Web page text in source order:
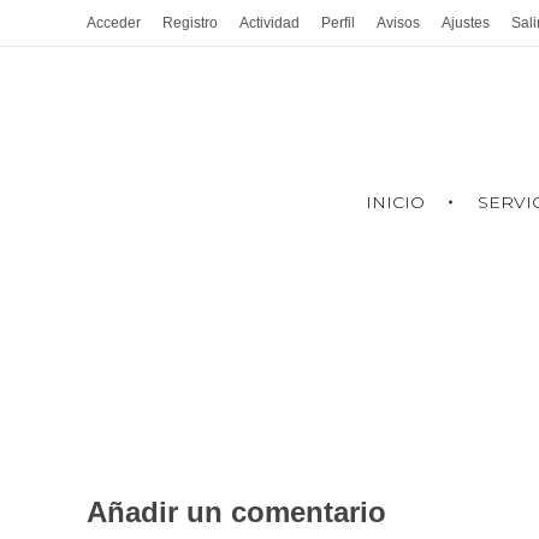
Acceder Registro Actividad Perfil Avisos Ajustes
INICIO
Añadir un comentario